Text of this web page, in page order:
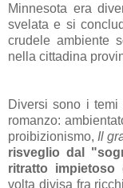
Minnesota era
svelata e si
crudele ambiente
nella cittadina
Diversi sono i
romanzo:
proibizionismo, Il
risveglio dal
ritratto impietoso
volta divisa fra